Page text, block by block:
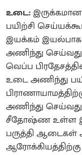
உடை:
பயிற்சி
இயக்கம்
அணிந்து செய்வது
வெப்ப
உடை அணிந்து
அணிந்து
சீதோஷ்ண உள்ள
பருத்தி ஆடைகள்